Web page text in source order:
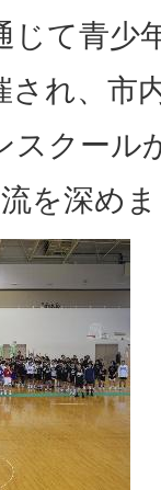
じて青少
され、市
スクール
を深め